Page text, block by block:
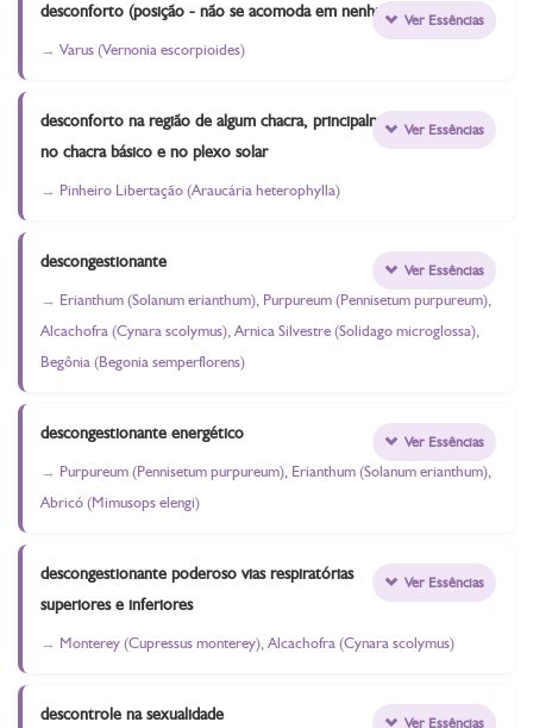
desconforto (posição - não se acomoda em nenhuma)
Varus (Vernonia escorpioides)
Ver Essências
desconforto na região de algum chacra, principalmente
no chacra básico e no plexo solar
Pinheiro Libertação (Araucária heterophylla)
Ver Essências
descongestionante
Erianthum (Solanum erianthum), Purpureum (Pennisetum purpureum),
Alcachofra (Cynara scolymus), Arnica Silvestre (Solidago microglossa),
Begônia (Begonia semperflorens)
Ver Essências
descongestionante energético
Purpureum (Pennisetum purpureum), Erianthum (Solanum erianthum),
Abricó (Mimusops elengi)
Ver Essências
descongestionante poderoso vias respiratórias
superiores e inferiores
Monterey (Cupressus monterey), Alcachofra (Cynara scolymus)
Ver Essências
descontrole na sexualidade Ver Essências